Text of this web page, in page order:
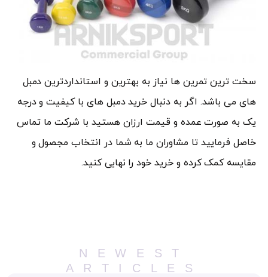
سخت ترین تمرین ها نیاز به بهترین و استانداردترین دمبل
های می باشد. اگر به دنبال خرید دمبل های با کیفیت و درجه
یک به صورت عمده و قیمت ارزان هستید با شرکت ما تماس
خاصل فرمایید تا مشاوران ما به شما در انتخاب مجصول و
مقایسه کمک کرده و خرید خود را نهایی کنید.
NEWEST
ARTICLES